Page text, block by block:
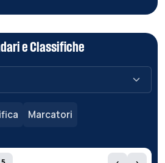
e Classifiche
Marcatori